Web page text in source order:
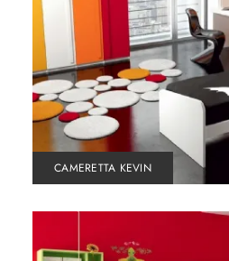
CAMERETTA KEVIN